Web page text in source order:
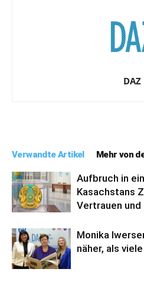
DAZ
Verwandte Artikel Mehr von
Aufbruch in
Kasachstans
Vertrauen
Monika
näher, als